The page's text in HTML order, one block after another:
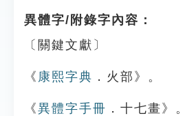
異體字/附錄字內容：
〔關鍵文獻〕
《 康熙字典 ．火部》。
《異體字手冊 ．十七畫》。